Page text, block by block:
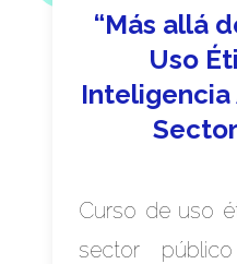
“Más allá
Uso
Curso de uso
sector